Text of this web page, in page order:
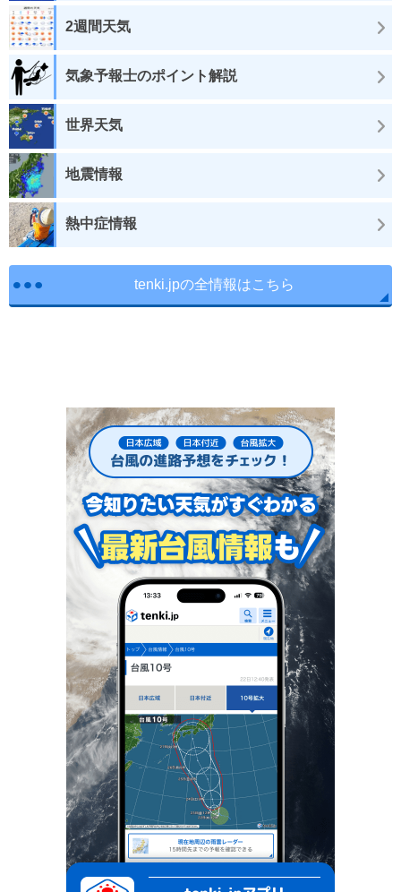
2週間天気
気象予報士のポイント解説
世界天気
地震情報
熱中症情報
tenki.jpの全情報はこちら